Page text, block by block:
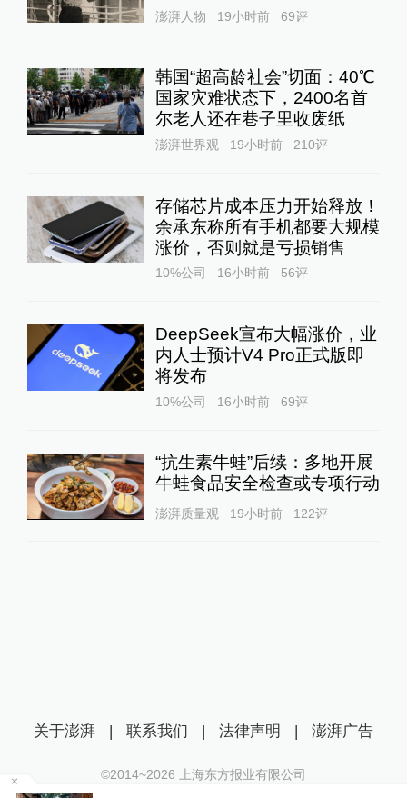
澎湃人物 19小时前 69评
韩国“超高龄社会”切面：40℃
国家灾难状态下，2400名首
尔老人还在巷子里收废纸
澎湃世界观 19小时前 210评
存储芯片成本压力开始释放！
余承东称所有手机都要大规模
涨价，否则就是亏损销售
10%公司 16小时前 56评
DeepSeek宣布大幅涨价，业
内人士预计V4 Pro正式版即
将发布
10%公司 16小时前 69评
“抗生素牛蛙”后续：多地开展
牛蛙食品安全检查或专项行动
澎湃质量观 19小时前 122评
关于澎湃 | 联系我们 | 法律声明 | 澎湃广告
©2014~2026 上海东方报业有限公司